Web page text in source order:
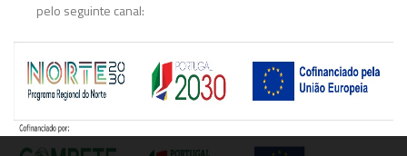
pelo seguinte canal:
E-mail:canaldenuncias@textilaa.com.pt